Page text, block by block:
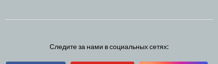
Следите за нами в социальных сетях: